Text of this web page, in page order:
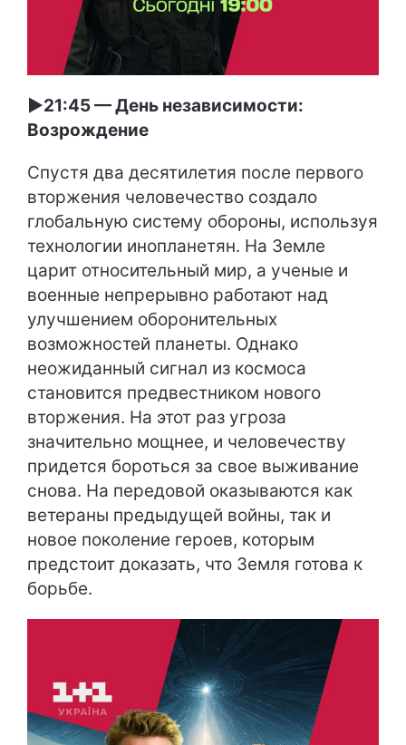
►21:45 — День независимости:
Возрождение
Спустя два десятилетия после первого
вторжения человечество создало
глобальную систему обороны, используя
технологии инопланетян. На Земле
царит относительный мир, а ученые и
военные непрерывно работают над
улучшением оборонительных
возможностей планеты. Однако
неожиданный сигнал из космоса
становится предвестником нового
вторжения. На этот раз угроза
значительно мощнее, и человечеству
придется бороться за свое выживание
снова. На передовой оказываются как
ветераны предыдущей войны, так и
новое поколение героев, которым
предстоит доказать, что Земля готова к
борьбе.